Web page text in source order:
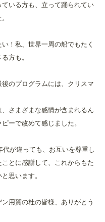
いる方も、立って踊られてい
！私、世界一周の船でもたく
方も。
のプログラムには、クリスマ
さまざまな感情が含まれるん
ーで改めて感じました。
が違っても、お互いを尊重し
とに感謝して、これからもた
思います。
用賀の杜の皆様、ありがとう